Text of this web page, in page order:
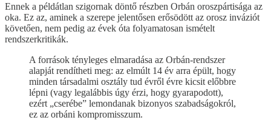
Ennek a példátlan szigornak döntő részben Orbán oroszpártisága az
oka. Ez az, aminek a szerepe jelentősen erősödött az orosz inváziót
követően, nem pedig az évek óta folyamatosan ismételt
rendszerkritikák.
A források tényleges elmaradása az Orbán-rendszer
alapját rendítheti meg: az elmúlt 14 év arra épült, hogy
minden társadalmi osztály tud évről évre kicsit előbbre
lépni (vagy legalábbis úgy érzi, hogy gyarapodott),
ezért „cserébe” lemondanak bizonyos szabadságokról,
ez az orbáni kompromisszum.